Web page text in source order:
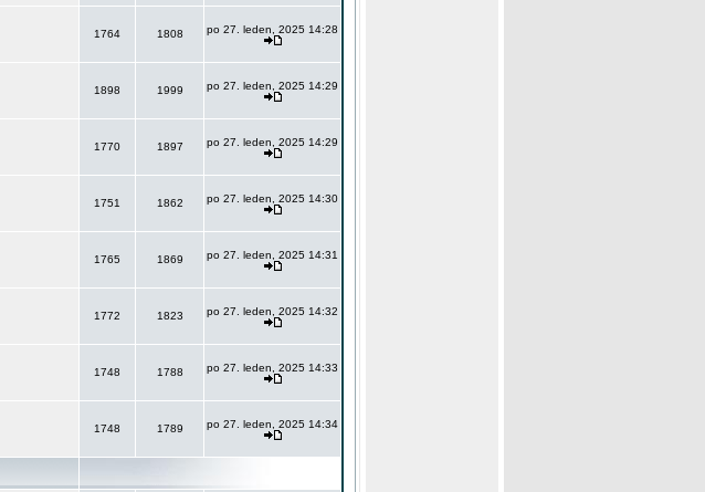
1764 1808 po 27. leden, 2025 14:28
1898 1999 po 27. leden, 2025 14:29
1770 1897 po 27. leden, 2025 14:29
1751 1862 po 27. leden, 2025 14:30
1765 1869 po 27. leden, 2025 14:31
1772 1823 po 27. leden, 2025 14:32
1748 1788 po 27. leden, 2025 14:33
1748 1789 po 27. leden, 2025 14:34